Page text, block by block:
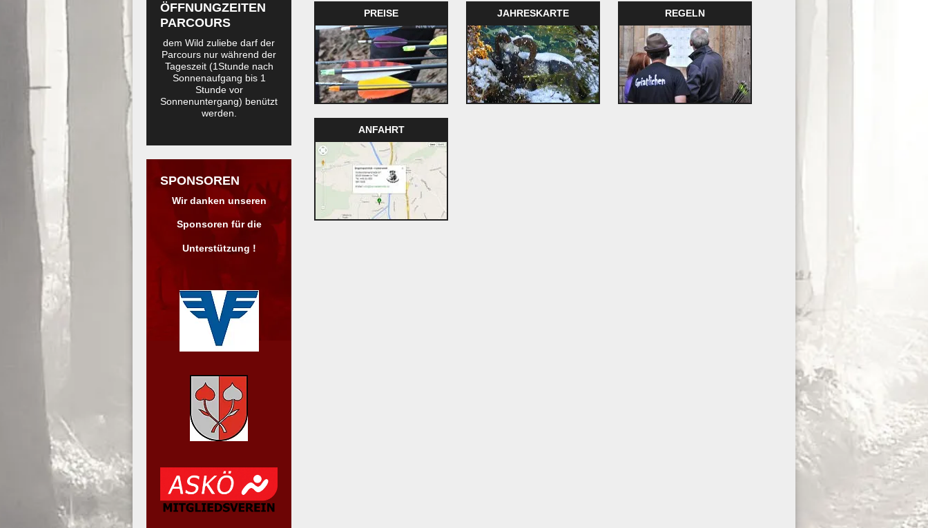
ÖFFNUNGZEITEN
PARCOURS
dem Wild zuliebe darf der
Parcours nur während der
Tageszeit (1Stunde nach
Sonnenaufgang bis 1
Stunde vor
Sonnenuntergang) benützt
werden.
SPONSOREN
Wir danken unseren
Sponsoren für die
Unterstützung !
PREISE JAHRESKARTE REGELN
ANFAHRT